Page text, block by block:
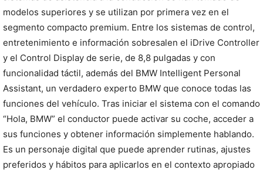
modelos superiores y se utilizan por primera vez en el
segmento compacto premium. Entre los sistemas de control,
entretenimiento e información sobresalen el iDrive Controller
y el Control Display de serie, de 8,8 pulgadas y con
funcionalidad táctil, además del BMW Intelligent Personal
Assistant, un verdadero experto BMW que conoce todas las
funciones del vehículo. Tras iniciar el sistema con el comando
“Hola, BMW” el conductor puede activar su coche, acceder a
sus funciones y obtener información simplemente hablando.
Es un personaje digital que puede aprender rutinas, ajustes
preferidos y hábitos para aplicarlos en el contexto apropiado